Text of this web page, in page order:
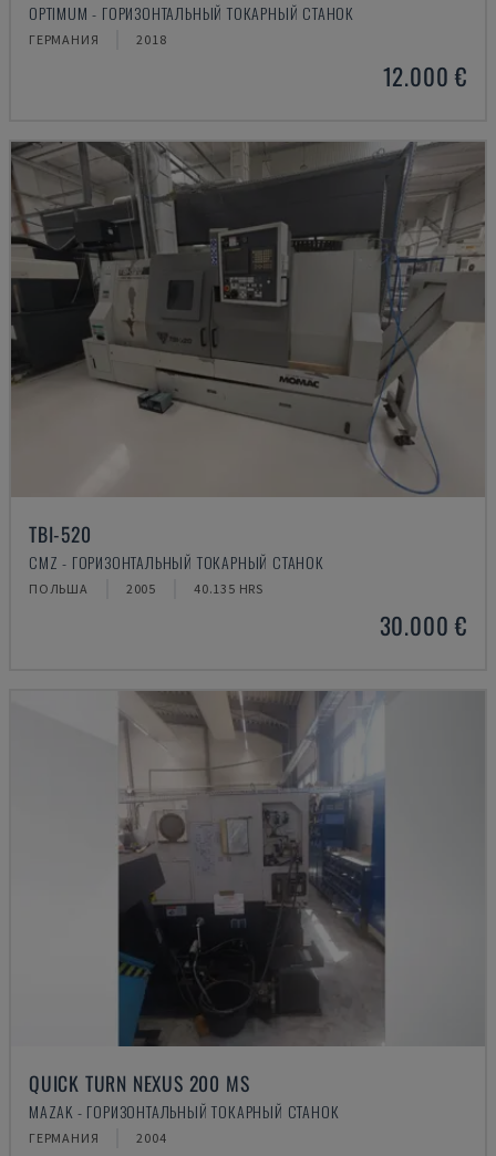
OPTIMUM - ГОРИЗОНТАЛЬНЫЙ ТОКАРНЫЙ СТАНОК
ГЕРМАНИЯ 2018
12.000 €
TBI-520
CMZ - ГОРИЗОНТАЛЬНЫЙ ТОКАРНЫЙ СТАНОК
ПОЛЬША 2005 40.135 HRS
30.000 €
QUICK TURN NEXUS 200 MS
MAZAK - ГОРИЗОНТАЛЬНЫЙ ТОКАРНЫЙ СТАНОК
ГЕРМАНИЯ 2004